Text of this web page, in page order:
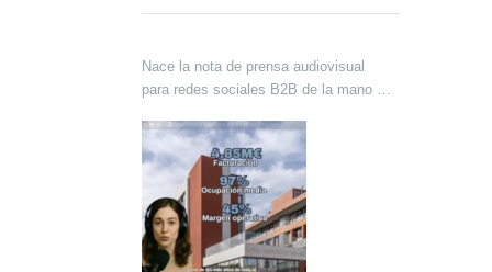
Nace la nota de prensa audiovisual
para redes sociales B2B de la mano de